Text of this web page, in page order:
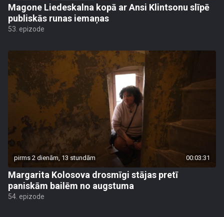
Magone Liedeskalna kopā ar Ansi Klintsonu slīpē
publiskās runas iemaņas
53. epizode
pirms 2 dienām, 13 stundām 00:03:31
Margarita Kolosova drosmīgi stājas pretī
paniskām bailēm no augstuma
54. epizode